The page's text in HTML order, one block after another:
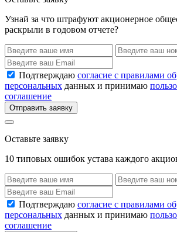
Узнай за что штрафуют акционерное
раскрыли в годовом отчете?
Подтверждаю согласие с правилами
персональных данных и принимаю
соглашение
Отправить заявку
Оставьте заявку
10 типовых ошибок устава каждого
Подтверждаю согласие с правилами
персональных данных и принимаю
соглашение